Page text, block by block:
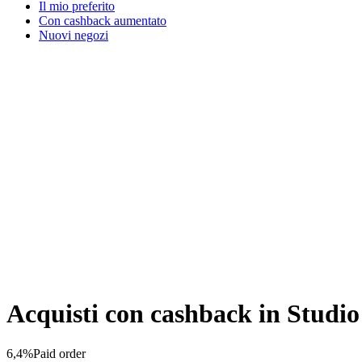
Il mio preferito
Con cashback aumentato
Nuovi negozi
Acquisti con cashback in
6,4%Paid order